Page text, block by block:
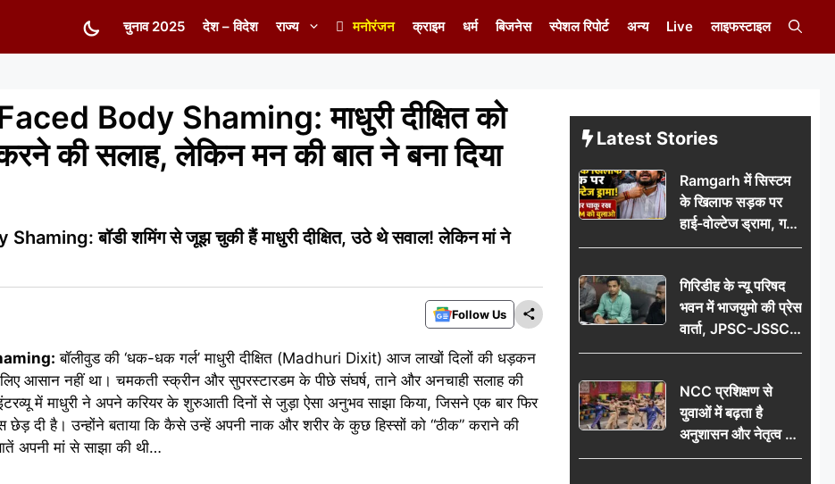
चुनाव 2025 देश – विदेश राज्य मनोरंजन क्राइम धर्म बिजनेस स्पेशल रिपोर्ट अन्य Live लाइफस्टाइल
Body Shaming: माधुरी दीक्षित को
की सलाह, लेकिन मन की बात ने बना दिया
बॉडी शमिंग से जूझ चुकी हैं माधुरी दीक्षित, उठे थे सवाल! लेकिन मां ने
Follow Us
बॉलीवुड की ‘धक-धक गर्ल’ माधुरी दीक्षित (Madhuri Dixit) आज लाखों दिलों की धड़कन
आसान नहीं था। चमकती स्क्रीन और सुपरस्टारडम के पीछे संघर्ष, ताने और अनचाही सलाह की
में माधुरी ने अपने करियर के शुरुआती दिनों से जुड़ा ऐसा अनुभव साझा किया, जिसने एक बार फिर
छेड़ दी है। उन्होंने बताया कि कैसे उन्हें अपनी नाक और शरीर के कुछ हिस्सों को “ठीक” कराने की
अपनी मां से साझा की थी…
Latest Stories
Ramgarh में सिस्टम
के खिलाफ सड़क पर
हाई-वोल्टेज ड्रामा, गर्दन
पर चाकू रख बोला- CM
वायरल
गिरिडीह के न्यू परिषद
भवन में भाजयुमो की प्रेस
वार्ता, JPSC-JSSC
पेपर लीक के विरोध में
विधानसभा घेराव का
ऐलान
NCC प्रशिक्षण से
युवाओं में बढ़ता है
अनुशासन और नेतृत्व का
गुण: डॉ. जी.एन. खान